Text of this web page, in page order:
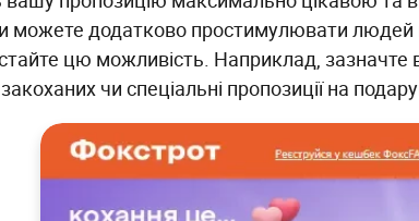
можете додатково простимулювати людей
цю можливість. Наприклад, зазначте
чи спеціальні пропозиції на